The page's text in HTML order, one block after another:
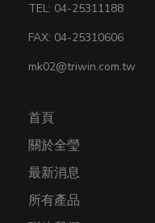
TEL: 04-25311188
FAX: 04-25310606
mk02@triwin.com.tw
首頁
關於全瑩
最新消息
所有產品